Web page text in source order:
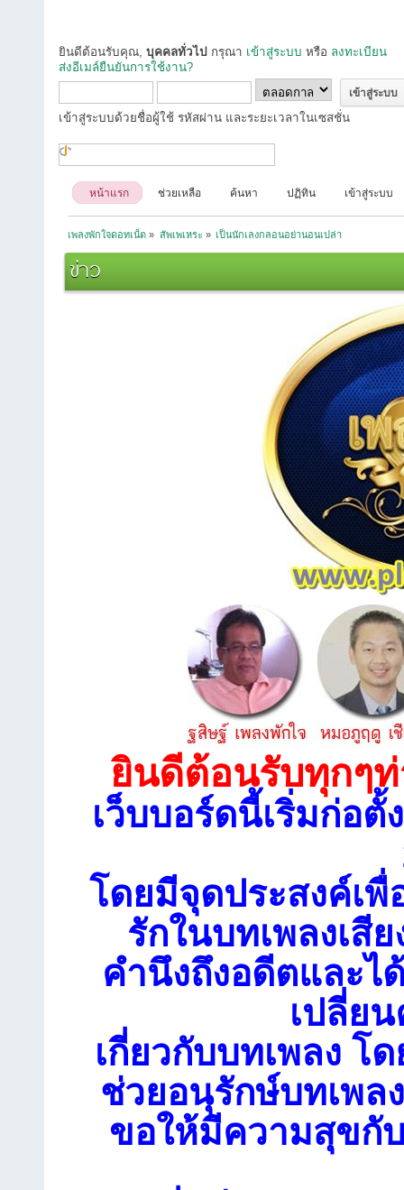
ยินดีต้อนรับคุณ, บุคคลทั่วไป กรุณา เข้าสู่ระบบ หรือ ลงทะเบียน
ส่งอีเมล์ยืนยันการใช้งาน?
เข้าสู่ระบบด้วยชื่อผู้ใช้ รหัสผ่าน และระยะเวลาในเซสชั่น
หน้าแรก ช่วยเหลือ ค้นหา ปฏิทิน เข้าสู่ระบบ
เพลงพักใจดอทเน็ต » สัพเพเหระ » เป็นนักเลงกลอนอย่านอนเปล่า
ข่าว
ยินดีต้อนรับทุกๆท่
เว็บบอร์ดนี้เริ่มก่อ
โดยมีจุดประสงค์เ
รักในบทเพลงเสี
คำนึงถึงอดีตและไ
เปลี่ย
เกี่ยวกับบทเพลง โ
ช่วยอนุรักษ์บทเพล
ขอให้มีความสุขกั